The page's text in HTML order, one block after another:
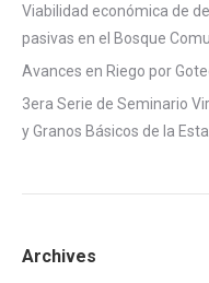
Viabilidad económica de
pasivas en el Bosque
Avances en Riego por
3era Serie de Seminario
y Granos Básicos de la
Archives